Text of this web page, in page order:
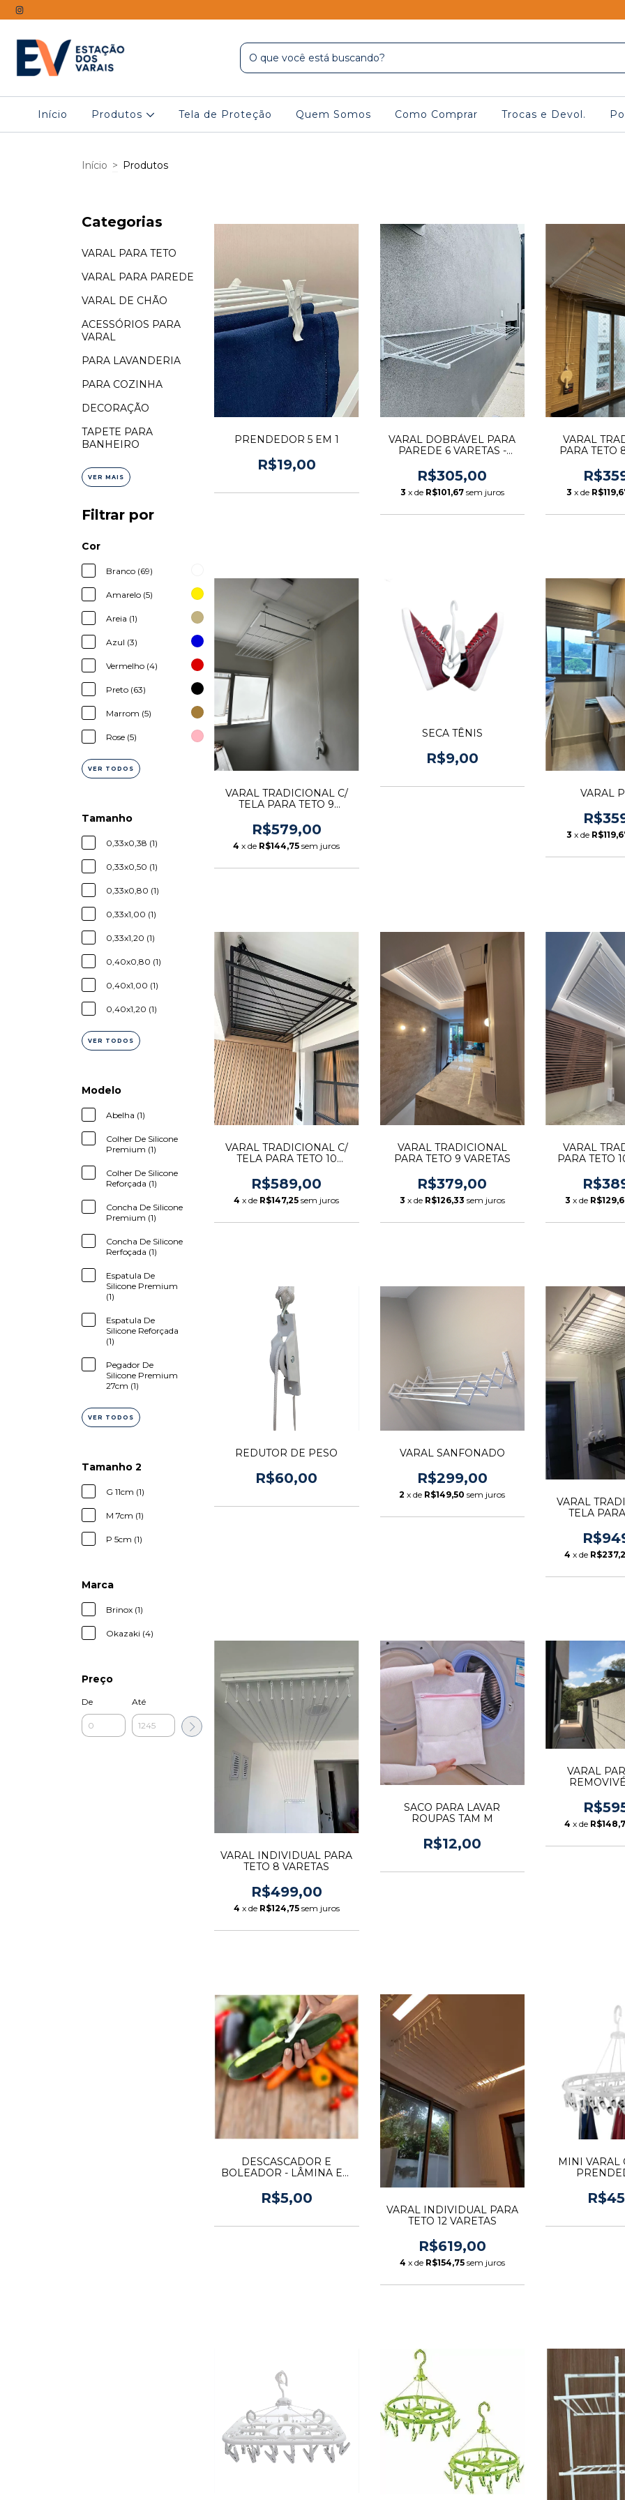
Início Produtos Tela de Proteção Quem Somos Como Comprar Trocas e Devol.
Início > Produtos
Categorias
VARAL PARA TETO
VARAL PARA PAREDE
VARAL DE CHÃO
ACESSÓRIOS PARA
VARAL
PARA LAVANDERIA
PARA COZINHA
DECORAÇÃO
TAPETE PARA
BANHEIRO
VER MAIS
Filtrar por
Cor
Branco (69)
Amarelo (5)
Areia (1)
Azul (3)
Vermelho (4)
Preto (63)
Marrom (5)
Rose (5)
VER TODOS
Tamanho
0,33x0,38 (1)
0,33x0,50 (1)
0,33x0,80 (1)
0,33x1,00 (1)
0,33x1,20 (1)
0,40x0,80 (1)
0,40x1,00 (1)
0,40x1,20 (1)
VER TODOS
Modelo
Abelha (1)
Colher De Silicone
Premium (1)
Colher De Silicone
Reforçada (1)
Concha De Silicone
Premium (1)
Concha De Silicone
Rerfoçada (1)
Espatula De
Silicone Premium
(1)
Espatula De
Silicone Reforçada
(1)
Pegador De
Silicone Premium
27cm (1)
VER TODOS
Tamanho 2
G 11cm (1)
M 7cm (1)
P 5cm (1)
Marca
Brinox (1)
Okazaki (4)
Preço
De Até
PRENDEDOR 5 EM 1
R$19,00
VARAL DOBRÁVEL PARA
PAREDE 6 VARETAS -
R$305,00
3 x de R$101,67 sem juros
VARAL
PARA TETO
3 x de
VARAL TRADICIONAL C/
TELA PARA TETO 9
R$579,00
4 x de R$144,75 sem juros
SECA TÊNIS
R$9,00
VARAL
3 x de
VARAL TRADICIONAL C/
TELA PARA TETO 10
R$589,00
4 x de R$147,25 sem juros
VARAL TRADICIONAL
PARA TETO 9 VARETAS
R$379,00
3 x de R$126,33 sem juros
VARAL
PARA TETO
3 x de
REDUTOR DE PESO
R$60,00
VARAL SANFONADO
R$299,00
2 x de R$149,50 sem juros
VARAL
TELA
4 x de
VARAL INDIVIDUAL PARA
TETO 8 VARETAS
R$499,00
4 x de R$124,75 sem juros
SACO PARA LAVAR
ROUPAS TAM M
R$12,00
VARAL
4 x de
DESCASCADOR E
BOLEADOR - LÂMINA EM
R$5,00
VARAL INDIVIDUAL PARA
TETO 12 VARETAS
R$619,00
4 x de R$154,75 sem juros
MINI VARAL